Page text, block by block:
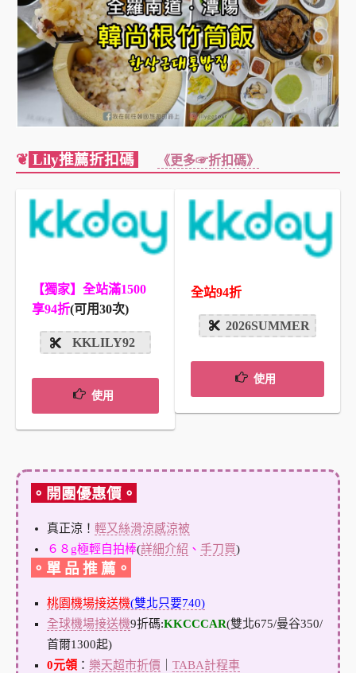
❦ Lily推薦折扣碼 《更多☞折扣碼》
【獨家】全站滿1500
享94折(可用30次)
KKLILY92
使用
全站94折
2026SUMMER
使用
。開團優惠價。
真正涼！ 輕又絲滑涼感涼被
６８g極輕自拍棒(詳細介紹 、 手刀買)
。單 品 推 薦。
桃園機場接送機(雙北只要740)
全球機場接送機9折碼:KKCCCAR(雙北675/曼谷350/
首爾1300起)
0元領： 樂天超市折價
TABA計程車